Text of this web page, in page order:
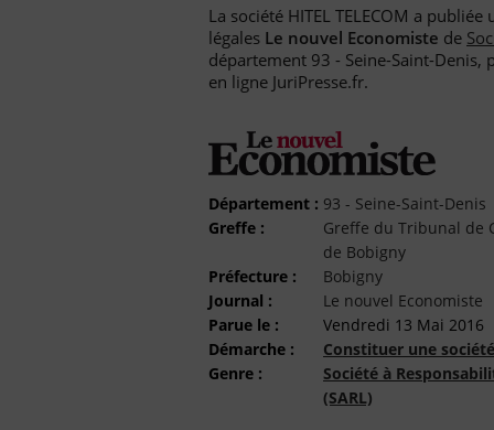
La société HITEL TELECOM a publiée
légales Le nouvel Economiste de
département 93 - Seine-Saint-
en ligne JuriPresse.fr.
Département : 93 - Seine-Saint-Denis
Greffe :
Greffe du Tribunal de
de Bobigny
Préfecture :
Bobigny
Journal :
Le nouvel Economiste
Parue le :
Vendredi 13 Mai 2016
Démarche :
Constituer une société
Genre :
Société à
(SARL)